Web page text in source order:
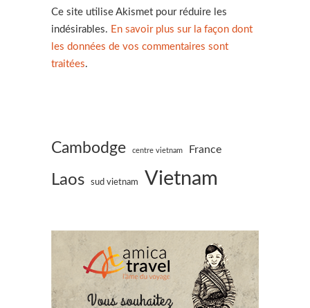
Ce site utilise Akismet pour réduire les
indésirables. En savoir plus sur la façon dont
les données de vos commentaires sont
traitées.
Cambodge centre vietnam France
Laos sud vietnam Vietnam